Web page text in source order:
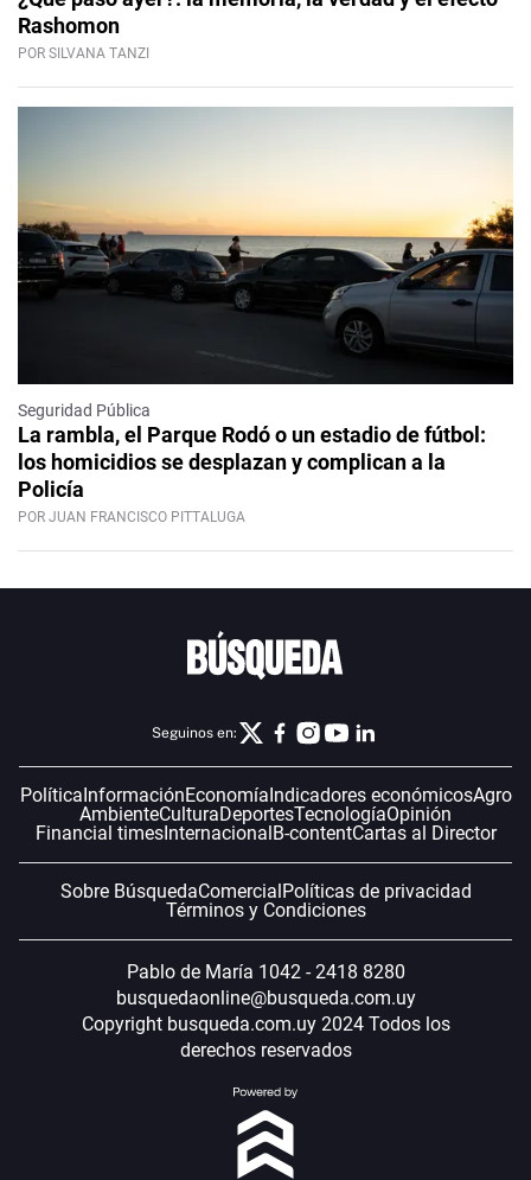
Rashomon
POR SILVANA TANZI
Seguridad Pública
La rambla, el Parque Rodó o un estadio de fútbol:
los homicidios se desplazan y complican a la
Policía
POR JUAN FRANCISCO PITTALUGA
Seguinos en:
Política InformaciónEconomía Indicadores económicosAgro
AmbienteCulturaDeportesTecnologíaOpinión
Financial timesInternacional B-contentCartas al Director
Sobre BúsquedaComercial Políticas de privacidad
Términos y Condiciones
Pablo de María 1042 - 2418 8280
busquedaonline@busqueda.com.uy
Copyright busqueda.com.uy 2024 Todos los
derechos reservados